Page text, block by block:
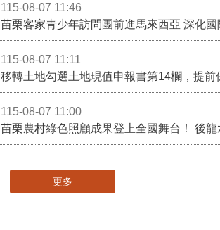
115-08-07 11:46
苗栗客家青少年訪問團前進馬來西亞 深化
115-08-07 11:11
移轉土地勾選土地現值申報書第14欄，提前
115-08-07 11:00
更多